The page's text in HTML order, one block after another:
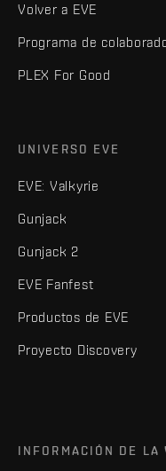
Volver a EVE
Programa de
PLEX For Good
UNIVERSO EVE
EVE: Valkyrie
Gunjack
Gunjack 2
EVE Fanfest
Productos de EVE
Proyecto Discovery
INFORMACIÓN DE LA